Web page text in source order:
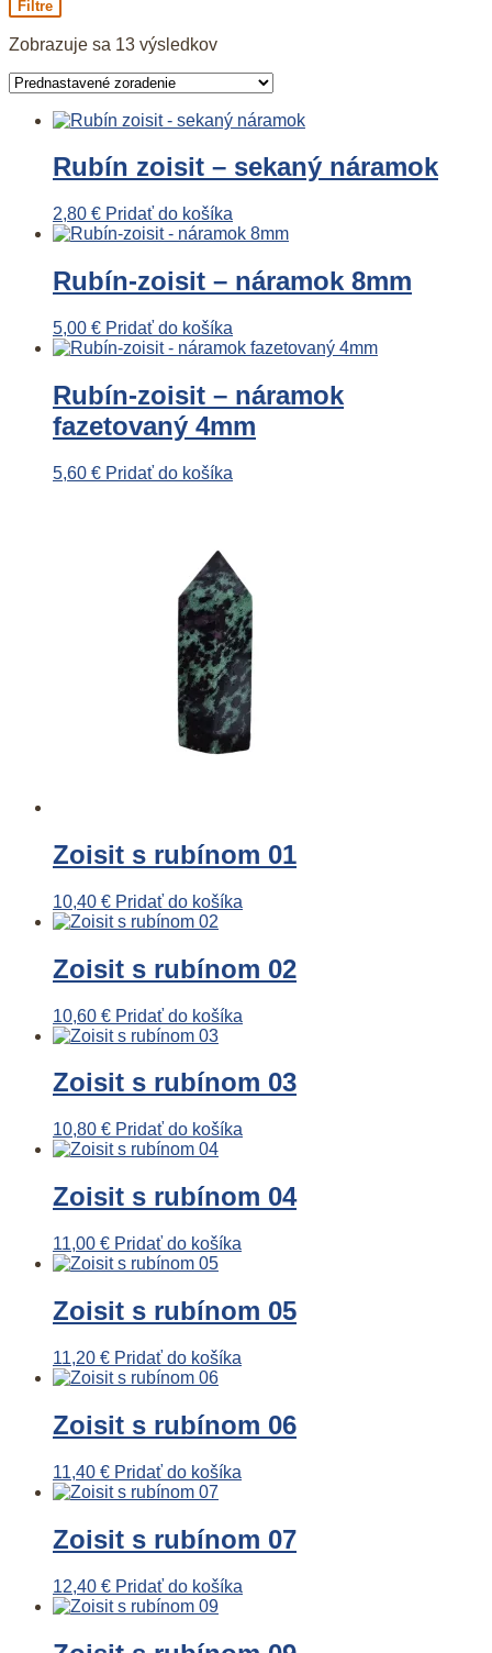
Filtre
Zobrazuje sa 13 výsledkov
Rubín zoisit – sekaný náramok
2,80 € Pridať do košíka
Rubín-zoisit – náramok 8mm
5,00 € Pridať do košíka
Rubín-zoisit – náramok
fazetovaný 4mm
5,60 € Pridať do košíka
Zoisit s rubínom 01
10,40 € Pridať do košíka
Zoisit s rubínom 02
10,60 € Pridať do košíka
Zoisit s rubínom 03
10,80 € Pridať do košíka
Zoisit s rubínom 04
11,00 € Pridať do košíka
Zoisit s rubínom 05
11,20 € Pridať do košíka
Zoisit s rubínom 06
11,40 € Pridať do košíka
Zoisit s rubínom 07
12,40 € Pridať do košíka